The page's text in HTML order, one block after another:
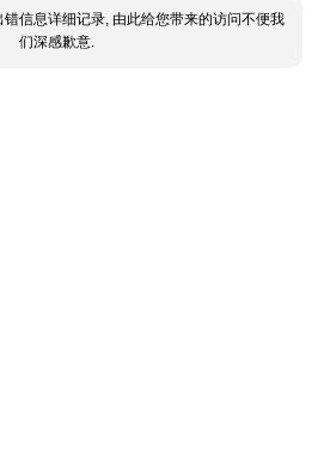
错信息详细记录, 由此给您带来的访问不便我
们深感歉意.